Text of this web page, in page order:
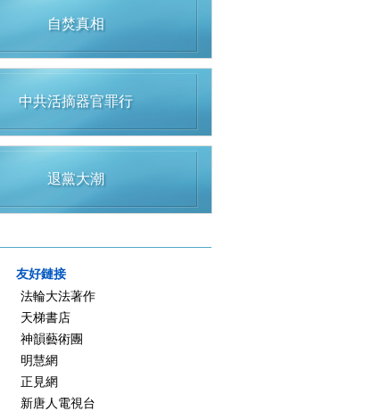
自焚真相
中共活摘器官罪行
退黨大潮
友好鏈接
法輪大法著作
天梯書店
神韻藝術團
明慧網
正見網
新唐人電視台